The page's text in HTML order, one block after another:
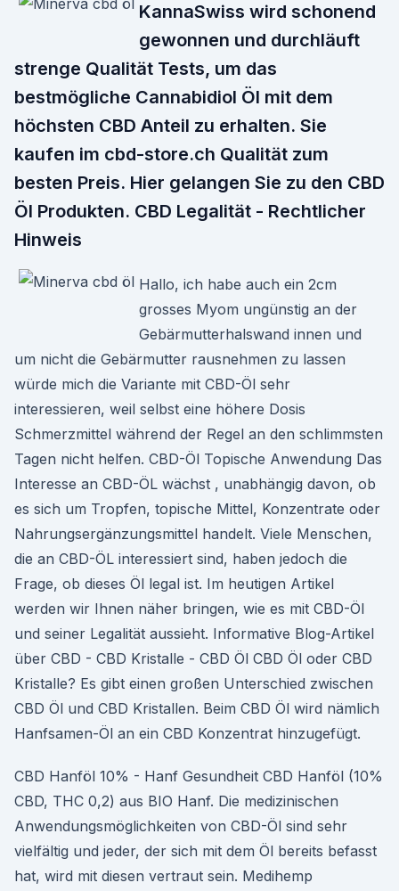
KannaSwiss wird schonend
gewonnen und durchläuft
strenge Qualität Tests, um das
bestmögliche Cannabidiol Öl mit dem
höchsten CBD Anteil zu erhalten. Sie
kaufen im cbd-store.ch Qualität zum
besten Preis. Hier gelangen Sie zu den CBD
Öl Produkten. CBD Legalität - Rechtlicher
Hinweis
Hallo, ich habe auch ein 2cm
grosses Myom ungünstig an der
Gebärmutterhalswand innen und
um nicht die Gebärmutter rausnehmen zu lassen
würde mich die Variante mit CBD-Öl sehr
interessieren, weil selbst eine höhere Dosis
Schmerzmittel während der Regel an den schlimmsten
Tagen nicht helfen. CBD-Öl Topische Anwendung Das
Interesse an CBD-ÖL wächst , unabhängig davon, ob
es sich um Tropfen, topische Mittel, Konzentrate oder
Nahrungsergänzungsmittel handelt. Viele Menschen,
die an CBD-ÖL interessiert sind, haben jedoch die
Frage, ob dieses Öl legal ist. Im heutigen Artikel
werden wir Ihnen näher bringen, wie es mit CBD-Öl
und seiner Legalität aussieht. Informative Blog-Artikel
über CBD - CBD Kristalle - CBD Öl CBD Öl oder CBD
Kristalle? Es gibt einen großen Unterschied zwischen
CBD Öl und CBD Kristallen. Beim CBD Öl wird nämlich
Hanfsamen-Öl an ein CBD Konzentrat hinzugefügt.
CBD Hanföl 10% - Hanf Gesundheit CBD Hanföl (10%
CBD, THC 0,2) aus BIO Hanf. Die medizinischen
Anwendungsmöglichkeiten von CBD-Öl sind sehr
vielfältig und jeder, der sich mit dem Öl bereits befasst
hat, wird mit diesen vertraut sein. Medihemp